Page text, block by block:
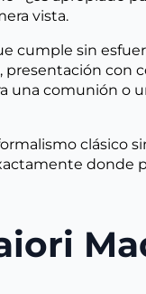
vista.
cumple sin
con
comunión o
clásico
donde